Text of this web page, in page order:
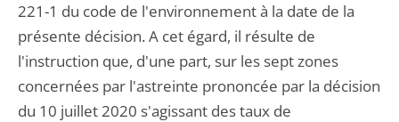
221-1 du code de l'environnement à la date de la
présente décision. A cet égard, il résulte de
l'instruction que, d'une part, sur les sept zones
concernées par l'astreinte prononcée par la décision
du 10 juillet 2020 s'agissant des taux de